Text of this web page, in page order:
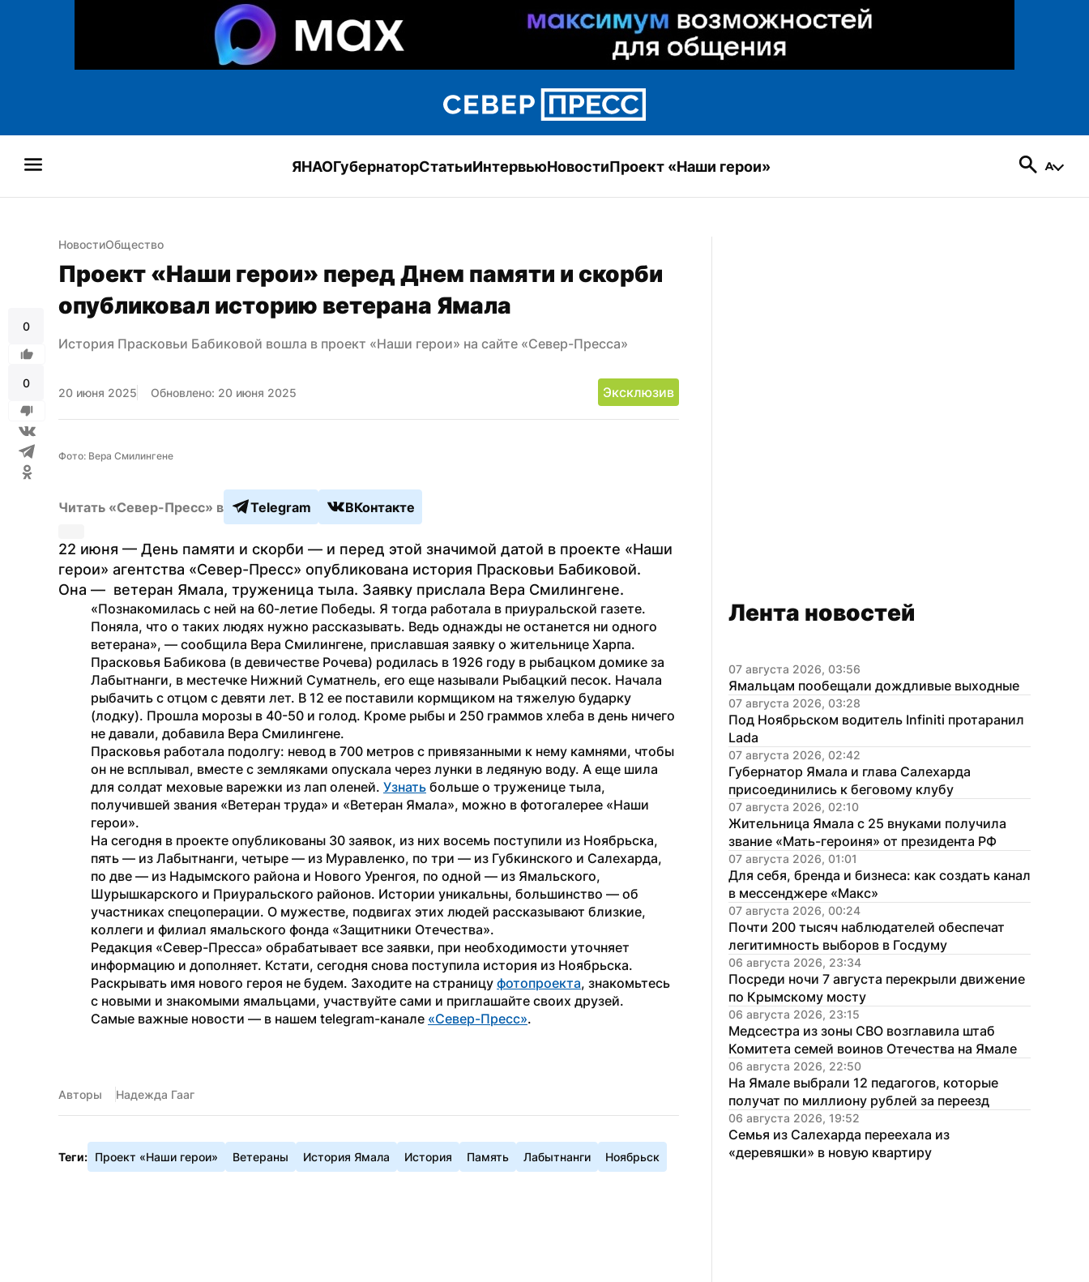
ЯНАОГубернаторСтатьиИнтервьюНовостиПроект «Наши герои»
0
0
НовостиОбщество
Проект «Наши герои» перед Днем памяти и скорби
опубликовал историю ветерана Ямала
История Прасковьи Бабиковой вошла в проект «Наши герои» на сайте «Север-Пресса»
20 июня 2025 Обновлено: 20 июня 2025 Эксклюзив
Фото: Вера Смилингене
Читать «Север-Пресс» в Telegram ВКонтакте
22 июня — День памяти и скорби — и перед этой значимой датой в проекте «Наши
герои» агентства «Север-Пресс» опубликована история Прасковьи Бабиковой.
Она —  ветеран Ямала, труженица тыла. Заявку прислала Вера Смилингене.
«Познакомилась с ней на 60-летие Победы. Я тогда работала в приуральской газете.
Поняла, что о таких людях нужно рассказывать. Ведь однажды не останется ни одного
ветерана», — сообщила Вера Смилингене, приславшая заявку о жительнице Харпа.
Прасковья Бабикова (в девичестве Рочева) родилась в 1926 году в рыбацком домике за
Лабытнанги, в местечке Нижний Суматнель, его еще называли Рыбацкий песок. Начала
рыбачить с отцом с девяти лет. В 12 ее поставили кормщиком на тяжелую бударку
(лодку). Прошла морозы в 40-50 и голод. Кроме рыбы и 250 граммов хлеба в день ничего
не давали, добавила Вера Смилингене.
Прасковья работала подолгу: невод в 700 метров с привязанными к нему камнями, чтобы
он не всплывал, вместе с земляками опускала через лунки в ледяную воду. А еще шила
для солдат меховые варежки из лап оленей. Узнать больше о труженице тыла,
получившей звания «Ветеран труда» и «Ветеран Ямала», можно в фотогалерее «Наши
герои».
На сегодня в проекте опубликованы 30 заявок, из них восемь поступили из Ноябрьска,
пять — из Лабытнанги, четыре — из Муравленко, по три — из Губкинского и Салехарда,
по две — из Надымского района и Нового Уренгоя, по одной — из Ямальского,
Шурышкарского и Приуральского районов. Истории уникальны, большинство — об
участниках спецоперации. О мужестве, подвигах этих людей рассказывают близкие,
коллеги и филиал ямальского фонда «Защитники Отечества».
Редакция «Север-Пресса» обрабатывает все заявки, при необходимости уточняет
информацию и дополняет. Кстати, сегодня снова поступила история из Ноябрьска.
Раскрывать имя нового героя не будем. Заходите на страницу фотопроекта, знакомьтесь
с новыми и знакомыми ямальцами, участвуйте сами и приглашайте своих друзей.
Самые важные новости — в нашем telegram-канале «Север-Пресс».
Авторы Надежда Гааг
Теги: Проект «Наши герои» Ветераны История Ямала История Память Лабытнанги Ноябрьск
Лента новостей
07 августа 2026, 03:56
Ямальцам пообещали дождливые выходные
07 августа 2026, 03:28
Под Ноябрьском водитель Infiniti протаранил
Lada
07 августа 2026, 02:42
Губернатор Ямала и глава Салехарда
присоединились к беговому клубу
07 августа 2026, 02:10
Жительница Ямала с 25 внуками получила
звание «Мать-героиня» от президента РФ
07 августа 2026, 01:01
Для себя, бренда и бизнеса: как создать канал
в мессенджере «Макс»
07 августа 2026, 00:24
Почти 200 тысяч наблюдателей обеспечат
легитимность выборов в Госдуму
06 августа 2026, 23:34
Посреди ночи 7 августа перекрыли движение
по Крымскому мосту
06 августа 2026, 23:15
Медсестра из зоны СВО возглавила штаб
Комитета семей воинов Отечества на Ямале
06 августа 2026, 22:50
На Ямале выбрали 12 педагогов, которые
получат по миллиону рублей за переезд
06 августа 2026, 19:52
Семья из Салехарда переехала из
«деревяшки» в новую квартиру